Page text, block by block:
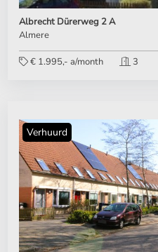
Albrecht Dürerweg 2 A
Almere
€ 1.995,- a/month 3
Verhuurd